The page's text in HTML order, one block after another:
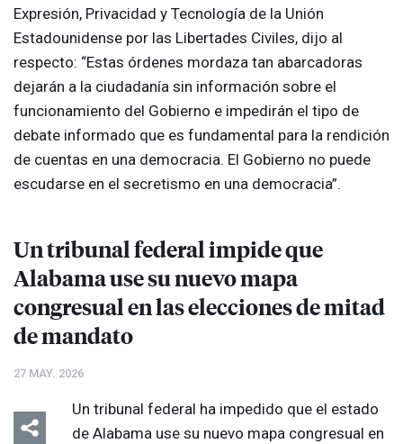
Expresión, Privacidad y Tecnología de la Unión
Estadounidense por las Libertades Civiles, dijo al
respecto: “Estas órdenes mordaza tan abarcadoras
dejarán a la ciudadanía sin información sobre el
funcionamiento del Gobierno e impedirán el tipo de
debate informado que es fundamental para la rendición
de cuentas en una democracia. El Gobierno no puede
escudarse en el secretismo en una democracia”.
Un tribunal federal impide que
Alabama use su nuevo mapa
congresual en las elecciones de mitad
de mandato
27 MAY. 2026
Un tribunal federal ha impedido que el estado
de Alabama use su nuevo mapa congresual en